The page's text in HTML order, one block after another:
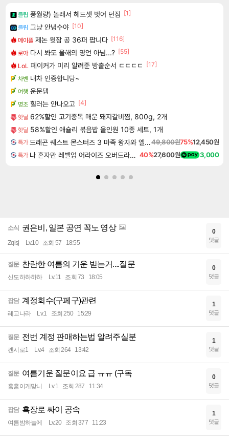
클립 풍월량) 놀래서 헤드셋 벗어 던짐 [1]
클립 그냥 안녕수야 [10]
메이플 제논 윗잠 공 36퍼 팝니다 [116]
로아 다시 봐도 올해의 명언 아님...? [55]
LoL 페이커가 미리 알려준 방출순서 ㄷㄷㄷㄷ
[17]
차벤 내차 인증합니당~
여행 운문댐
명조 힐러는 안나오고 [4]
핫딜 62%할인 고기중독 매운 돼지갈비찜, 800g, 2개
핫딜 58%할인 애슐리 볶음밥 올인원 10종 세트, 1개
특가 드래곤 퀘스트 몬스터즈 3 마족 왕자와 엘프의 여행 Dragon Quest Monsters The Dark Prince49,800원75%12,450원
특가 나 혼자만 레벨업 어라이즈 오버드라이브 Solo Leveling Arise 40%27,600원 3,000
소식 권은비, 일본 공연 꼭노 영상
Zqisj Lv.10 조회 57 18:55
0
댓글
질문 찬란한 여름의 기운 받는거....질문
신도하하하하 Lv.11 조회 73 18:05
0
댓글
잡담 계정회수(구페구)관련
레고나라 Lv.1 조회 250 15:29
1
댓글
질문 전번 계정 판매하는법 알려주실분
켄시로1 Lv.4 조회 264 13:42
1
댓글
질문 여름기운 질문이요 급 ㅠㅠ (구독
흠흠이게맞니 Lv.1 조회 287 11:34
0
댓글
잡담 흑장로 싸이 공속
여름밤하늘에 Lv.20 조회 377 11:23
1
댓글